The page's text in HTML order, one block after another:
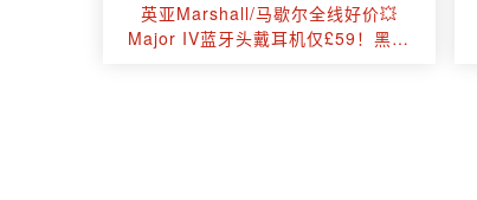
英亚Marshall/马歇尔全线好价💥
Major IV蓝牙头戴耳机仅£59！黑金